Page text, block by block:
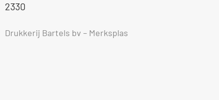
2330
Drukkerij Bartels bv – Merksplas